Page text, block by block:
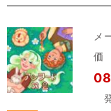
メ
価